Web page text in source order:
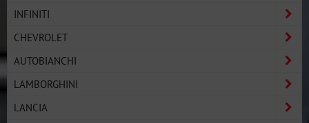
INFINITI
CHEVROLET
AUTOBIANCHI
LAMBORGHINI
LANCIA